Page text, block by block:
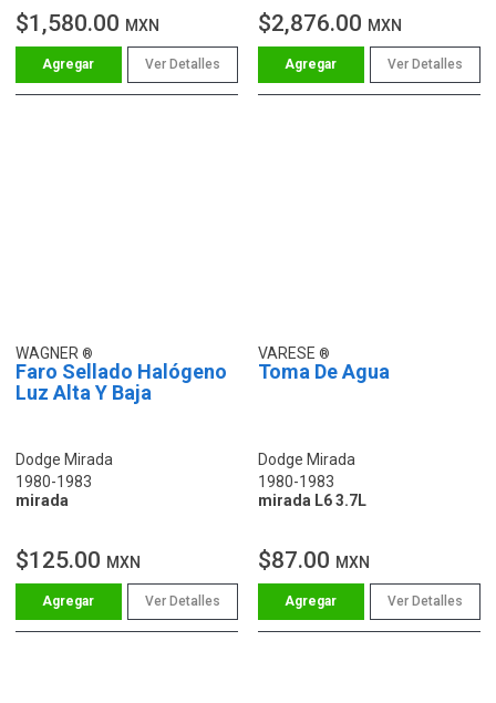
$1,580.00 MXN
Ver Detalles
$2,876.00 MXN
Ver Detalles
WAGNER
Faro Sellado Halógeno
Luz Alta Y Baja
Dodge Mirada
1980-1983
mirada
$125.00 MXN
Ver Detalles
VARESE
Toma De Agua
Dodge Mirada
1980-1983
mirada L6 3.7L
$87.00 MXN
Ver Detalles